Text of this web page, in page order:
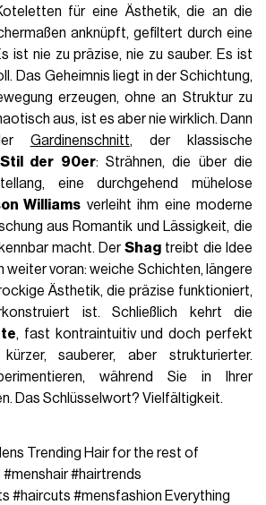
für eine Ästhetik, die an die
anknüpft, gefiltert durch eine
ist nie zu präzise, nie zu sauber. Es ist
Das Geheimnis liegt in der Schichtung,
erzeugen, ohne an Struktur zu
aus, ist es aber nie wirklich. Dann
Gardinenschnitt, der klassische
Stil der 90er: Strähnen, die über die
eine durchgehend mühelose
Williams verleiht ihm eine moderne
aus Romantik und Lässigkeit, die
macht. DerShag treibt die Idee
weiter voran: weiche Schichten, längere
Ästhetik, die präzise funktioniert,
ist. Schließlich kehrt die
, fast kontraintuitiv und doch perfekt
sauberer, aber strukturierter.
während Sie in Ihrer
Das Schlüsselwort? Vielfältigkeit.
Trending Hair for the rest of
#menshair#hairtrends
#haircuts #mensfashion Everything